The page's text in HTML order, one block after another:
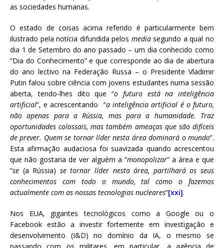
as sociedades humanas.
O estado de coisas acima referido é particularmente bem
ilustrado pela notícia difundida pelos mediasegundo a qual no
dia 1 de Setembro do ano passado – um dia conhecido como
“Dia do Conhecimento” e que corresponde ao dia de abertura
do ano lectivo na Federação Russa – o Presidente Vladimir
Putin falou sobre ciência com jovens estudantes numa sessão
aberta, tendo-lhes dito que “o futuro está na inteligência
artificial”, e acrescentando “a inteligência artificial é o futuro,
não apenas para a Rússia, mas para a humanidade. Traz
oportunidades colossais, mas também ameaças que são difíceis
de prever. Quem se tornar líder nesta área dominará o mundo”.
Esta afirmação audaciosa foi suavizada quando acrescentou
que não gostaria de ver alguém a “monopolizar” a área e que
“se (a Rússia) se tornar líder nesta área, partilhará os seus
conhecimentos com todo o mundo, tal como o fazemos
actualmente com as nossas tecnologias nucleares”[xxi].
Nos EUA, gigantes tecnológicos como a Google ou o
Facebook estão a investir fortemente em investigação e
desenvolvimento (I&D) no domínio da IA, o mesmo se